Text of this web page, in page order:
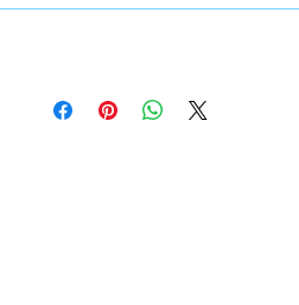
Mecánicos: Rojo
Español
Ghosting
se realizan por medio de